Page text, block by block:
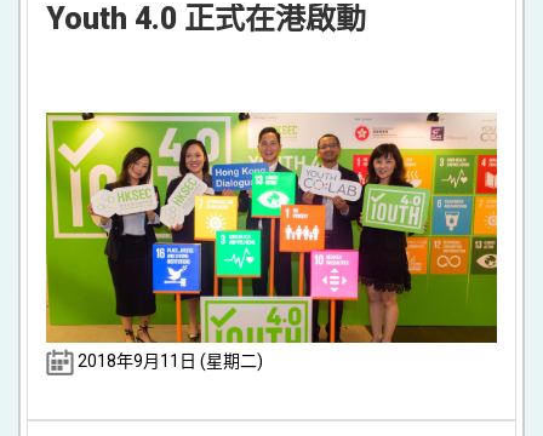
Youth 4.0 正式在港啟動
2018年9月11日 (星期二)